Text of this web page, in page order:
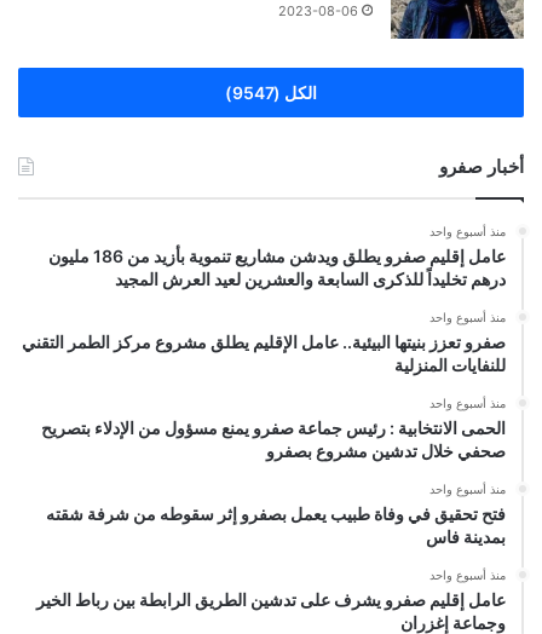
2023-08-06
الكل (9547)
أخبار صفرو
منذ أسبوع واحد
عامل إقليم صفرو يطلق ويدشن مشاريع تنموية بأزيد من 186 مليون
درهم تخليداً للذكرى السابعة والعشرين لعيد العرش المجيد
منذ أسبوع واحد
صفرو تعزز بنيتها البيئية.. عامل الإقليم يطلق مشروع مركز الطمر التقني
للنفايات المنزلية
منذ أسبوع واحد
الحمى الانتخابية : رئيس جماعة صفرو يمنع مسؤول من الإدلاء بتصريح
صحفي خلال تدشين مشروع بصفرو
منذ أسبوع واحد
فتح تحقيق في وفاة طبيب يعمل بصفرو إثر سقوطه من شرفة شقته
بمدينة فاس
منذ أسبوع واحد
عامل إقليم صفرو يشرف على تدشين الطريق الرابطة بين رباط الخير
وجماعة إغزران